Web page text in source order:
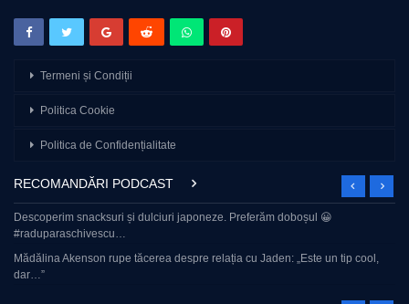
Termeni și Condiții
Politica Cookie
Politica de Confidențialitate
RECOMANDĂRI PODCAST
Descoperim snacksuri și dulciuri japoneze. Preferăm doboșul 😀
#raduparaschivescu…
Mădălina Akenson rupe tăcerea despre relația cu Jaden: „Este un tip cool,
dar…”